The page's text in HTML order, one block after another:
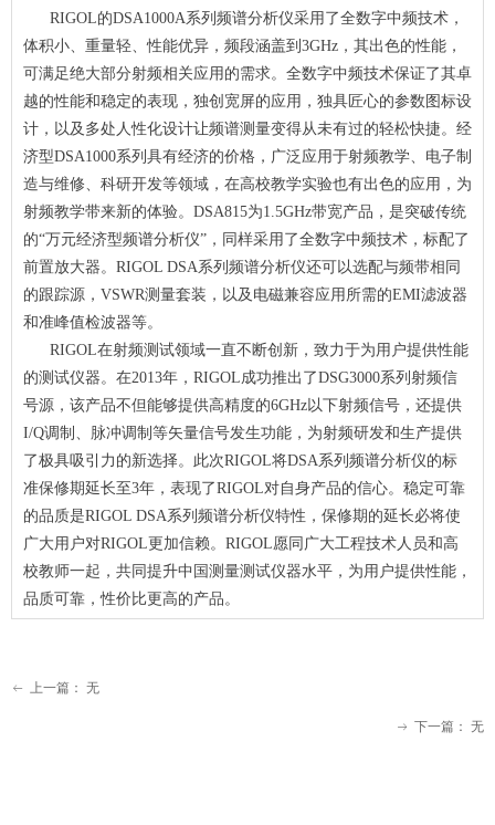
RIGOL的DSA1000A系列频谱分析仪采用了全数字中频技术，
体积小、重量轻、性能优异，频段涵盖到3GHz，其出色的性能，
可满足绝大部分射频相关应用的需求。全数字中频技术保证了其卓
越的性能和稳定的表现，独创宽屏的应用，独具匠心的参数图标设
计，以及多处人性化设计让频谱测量变得从未有过的轻松快捷。经
济型DSA1000系列具有经济的价格，广泛应用于射频教学、电子制
造与维修、科研开发等领域，在高校教学实验也有出色的应用，为
射频教学带来新的体验。DSA815为1.5GHz带宽产品，是突破传统
的“万元经济型频谱分析仪”，同样采用了全数字中频技术，标配了
前置放大器。RIGOL DSA系列频谱分析仪还可以选配与频带相同
的跟踪源，VSWR测量套装，以及电磁兼容应用所需的EMI滤波器
和准峰值检波器等。
RIGOL在射频测试领域一直不断创新，致力于为用户提供性能
的测试仪器。在2013年，RIGOL成功推出了DSG3000系列射频信
号源，该产品不但能够提供高精度的6GHz以下射频信号，还提供
I/Q调制、脉冲调制等矢量信号发生功能，为射频研发和生产提供
了极具吸引力的新选择。此次RIGOL将DSA系列频谱分析仪的标
准保修期延长至3年，表现了RIGOL对自身产品的信心。稳定可靠
的品质是RIGOL DSA系列频谱分析仪特性，保修期的延长必将使
广大用户对RIGOL更加信赖。RIGOL愿同广大工程技术人员和高
校教师一起，共同提升中国测量测试仪器水平，为用户提供性能，
品质可靠，性价比更高的产品。
ꂃ 上一篇： 无
ꁹ 下一篇： 无